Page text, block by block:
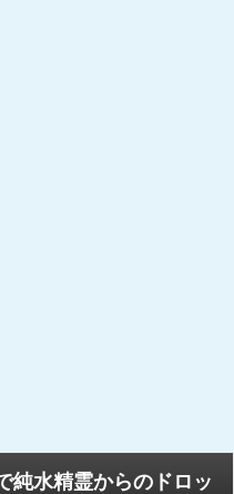
純水精霊からのドロッ